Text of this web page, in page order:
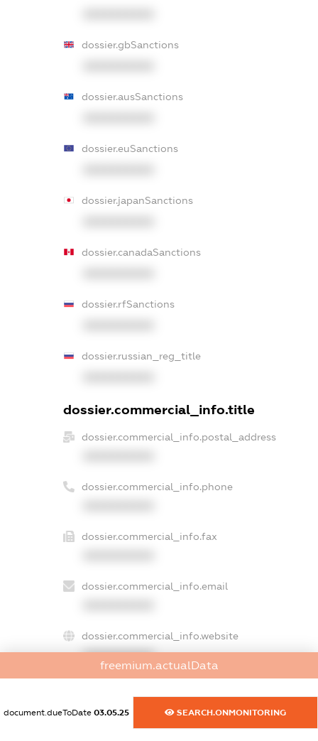
dossier.gbSanctions
dossier.ausSanctions
dossier.euSanctions
dossier.japanSanctions
dossier.canadaSanctions
dossier.rfSanctions
dossier.russian_reg_title
dossier.commercial_info.title
dossier.commercial_info.postal_address
dossier.commercial_info.phone
dossier.commercial_info.fax
dossier.commercial_info.email
dossier.commercial_info.website
XXXXXXXXXX
freemium.actualData
document.dueToDate 03.05.25 SEARCH.ONMONITORING